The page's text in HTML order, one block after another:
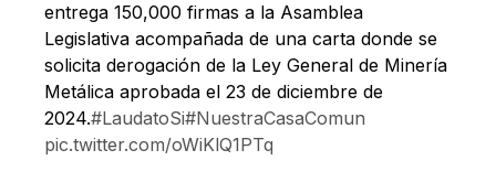
entrega 150,000 firmas a la Asamblea
Legislativa acompañada de una carta donde se
solicita derogación de la Ley General de Minería
Metálica aprobada el 23 de diciembre de
2024.#LaudatoSi#NuestraCasaComun
pic.twitter.com/oWiKlQ1PTq